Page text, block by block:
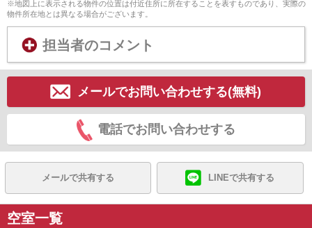
※地図上に表示される物件の位置は付近住所に所在することを表すものであり、実際の
物件所在地とは異なる場合がございます。
担当者のコメント
メールでお問い合わせする(無料)
電話でお問い合わせする
メールで共有する LINEで共有する
空室一覧